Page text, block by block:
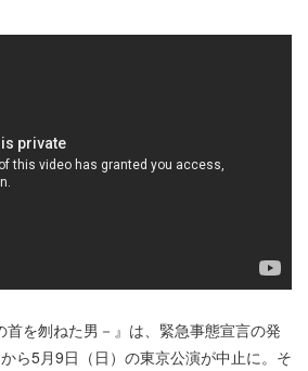
首を刎ねた男－』は、緊急事態宣言の発
ら5月9日（日）の東京公演が中止に。そ